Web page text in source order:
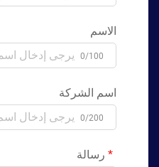
الاسم
0/100
اسم الشركة
0/200
رسالة